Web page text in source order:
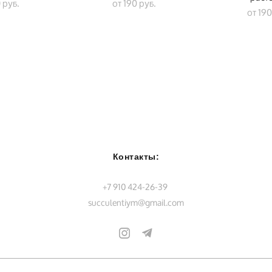
от
Контакты:
+7 910 424-26-39
succulentiym@gmail.com